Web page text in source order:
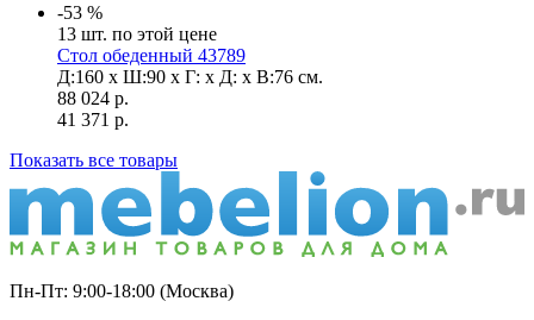
-53 %
13 шт. по этой цене
Стол обеденный 43789
Д:160 x Ш:90 x Г: x Д: x В:76 см.
88 024 р.
41 371 р.
Показать все товары
Пн-Пт: 9:00-18:00 (Москва)